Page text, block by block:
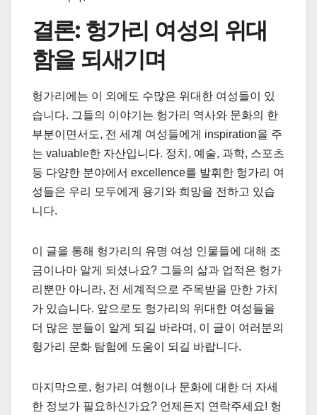
결론: 헝가리 여성의 위대
함을 되새기며
헝가리에는 이 외에도 수많은 위대한 여성들이 있
습니다. 그들의 이야기는 헝가리 역사와 문화의 한
부분이면서도, 전 세계 여성들에게 inspiration을 주
는 valuable한 자산입니다. 정치, 예술, 과학, 스포츠
등 다양한 분야에서 excellence를 발휘한 헝가리 여
성들은 우리 모두에게 용기와 희망을 전하고 있습
니다.
이 글을 통해 헝가리의 유명 여성 인물들에 대해 조
금이나마 알게 되셨나요? 그들의 삶과 업적은 헝가
리뿐만 아니라, 전 세계적으로 주목받을 만한 가치
가 있습니다. 앞으로도 헝가리의 위대한 여성들을
더 많은 분들이 알게 되길 바라며, 이 글이 여러분의
헝가리 문화 탐험에 도움이 되길 바랍니다.
마지막으로, 헝가리 여행이나 문화에 대한 더 자세
한 정보가 필요하신가요? 언제든지 연락주세요! 헝